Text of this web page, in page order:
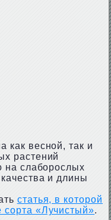
как весной, так и
растений
на слаборослых
и длины
статья, в которой
«Лучистый».